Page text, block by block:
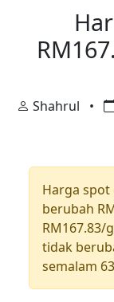
Shahrul •
Harga spot
berubah
RM167.83/
tidak
semalam